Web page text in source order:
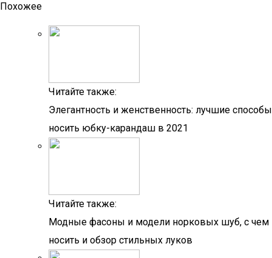
Похожее
Читайте также:
Элегантность и женственность: лучшие способы
носить юбку-карандаш в 2021
Читайте также:
Модные фасоны и модели норковых шуб, с чем
носить и обзор стильных луков